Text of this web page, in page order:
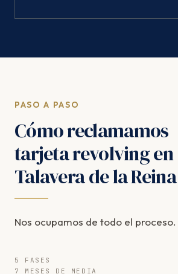
PASO A PASO
Cómo reclamamos
tarjeta revolving en
Talavera de la Reina
Nos ocupamos de todo el proceso.
5 FASES
7 MESES DE MEDIA